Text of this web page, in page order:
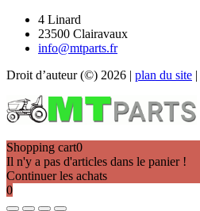
4 Linard
23500 Clairavaux
info@mtparts.fr
Droit d’auteur (©) 2026 | plan du site |
Shopping cart0
Il n'y a pas d'articles dans le panier !
Continuer les achats
0